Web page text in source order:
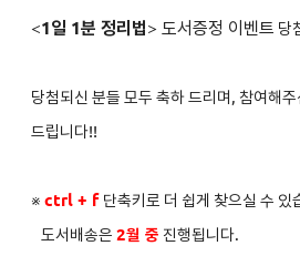
<1일 1분 정리법> 도서증정 이벤트 당
당첨되신 분들 모두 축하 드리며, 참여해
드립니다!!
※ ctrl + f 단축키로 더 쉽게 찾으실 수 있
도서배송은 2월 중 진행됩니다.